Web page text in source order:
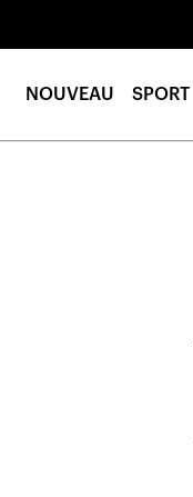
NOUVEAU SPORT